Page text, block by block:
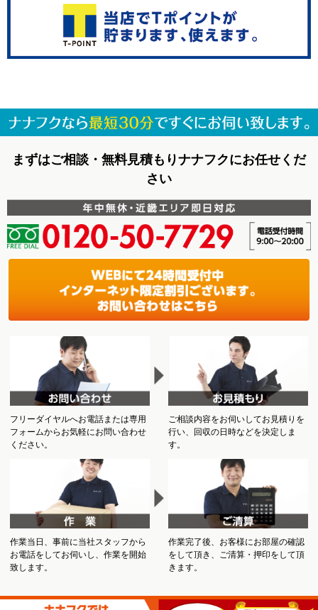
まずはご相談・無料見積もりナナフクにお任せくだ
さい
フリーダイヤルへお電話または専用
フォームからお気軽にお問い合わせ
ください。
ご相談内容をお伺いしてお見積りを
行い、回収の日時などを決定しま
す。
作業当日、事前に当社スタッフから
お電話をしてお伺いし、作業を開始
致します。
作業完了後、お客様にお部屋の確認
をして頂き、ご清算・押印をして頂
きます。